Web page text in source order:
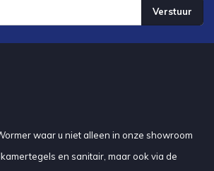
Verstuur
waar u niet alleen in onze showroom
en sanitair, maar ook via de